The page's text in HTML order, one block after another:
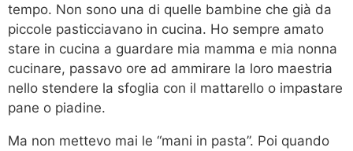
tempo. Non sono una di quelle bambine che già da
piccole pasticciavano in cucina. Ho sempre amato
stare in cucina a guardare mia mamma e mia nonna
cucinare, passavo ore ad ammirare la loro maestria
nello stendere la sfoglia con il mattarello o impastare
pane o piadine.
Ma non mettevo mai le “mani in pasta”. Poi quando